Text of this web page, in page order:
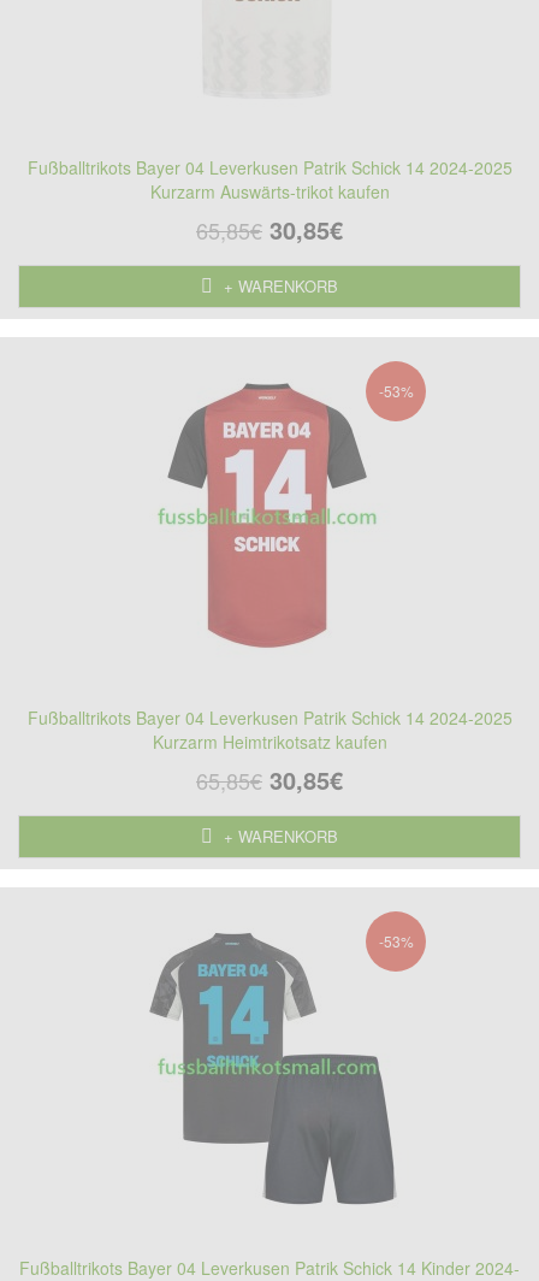
Fußballtrikots Bayer 04 Leverkusen Patrik Schick 14 2024-2025
Kurzarm Auswärts-trikot kaufen
65,85€ 30,85€
+ WARENKORB
-53%
Fußballtrikots Bayer 04 Leverkusen Patrik Schick 14 2024-2025
Kurzarm Heimtrikotsatz kaufen
65,85€ 30,85€
+ WARENKORB
-53%
Fußballtrikots Bayer 04 Leverkusen Patrik Schick 14 Kinder 2024-